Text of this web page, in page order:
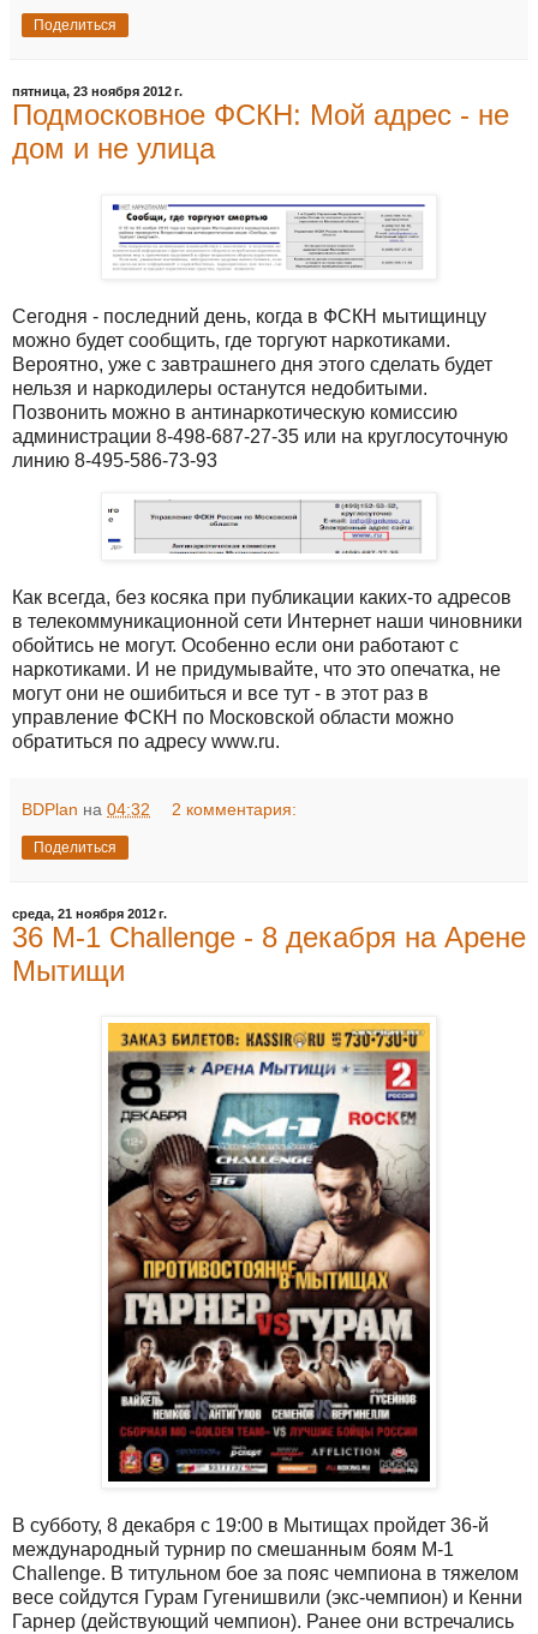
Поделиться
пятница, 23 ноября 2012 г.
Подмосковное ФСКН: Мой адрес - не
дом и не улица
Сегодня - последний день, когда в ФСКН мытищинцу
можно будет сообщить, где торгуют наркотиками.
Вероятно, уже с завтрашнего дня этого сделать будет
нельзя и наркодилеры останутся недобитыми.
Позвонить можно в антинаркотическую комиссию
администрации 8-498-687-27-35 или на круглосуточную
линию 8-495-586-73-93
Как всегда, без косяка при публикации каких-то адресов
в телекоммуникационной сети Интернет наши чиновники
обойтись не могут. Особенно если они работают с
наркотиками. И не придумывайте, что это опечатка, не
могут они не ошибиться и все тут - в этот раз в
управление ФСКН по Московской области можно
обратиться по адресу www.ru.
BDPlan на 04:32 2 комментария:
Поделиться
среда, 21 ноября 2012 г.
36 М-1 Challenge - 8 декабря на Арене
Мытищи
В субботу, 8 декабря с 19:00 в Мытищах пройдет 36-й
международный турнир по смешанным боям M-1
Challenge. В титульном бое за пояс чемпиона в тяжелом
весе сойдутся Гурам Гугенишвили (экс-чемпион) и Кенни
Гарнер (действующий чемпион). Ранее они встречались